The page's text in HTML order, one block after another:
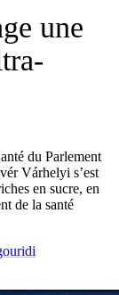
une
du Parlement
Várhelyi s’est
en sucre, en
de la santé